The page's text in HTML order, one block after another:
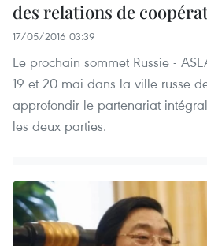
des relations de
17/05/2016 03:39
Le prochain sommet Russie -
19 et 20 mai dans la ville russe
approfondir le partenariat
les deux parties.